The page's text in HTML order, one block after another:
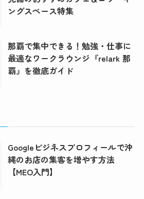
ングスペース特集
那覇で集中できる！勉強・仕事に
最適なワークラウンジ『relark 那
覇』を徹底ガイド
Googleビジネスプロフィールで沖
縄のお店の集客を増やす方法
【MEO入門】